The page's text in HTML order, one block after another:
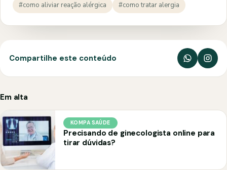
#como aliviar reação alérgica
#como tratar alergia
Compartilhe este conteúdo
Em alta
KOMPA SAÚDE
Precisando de ginecologista online para
tirar dúvidas?